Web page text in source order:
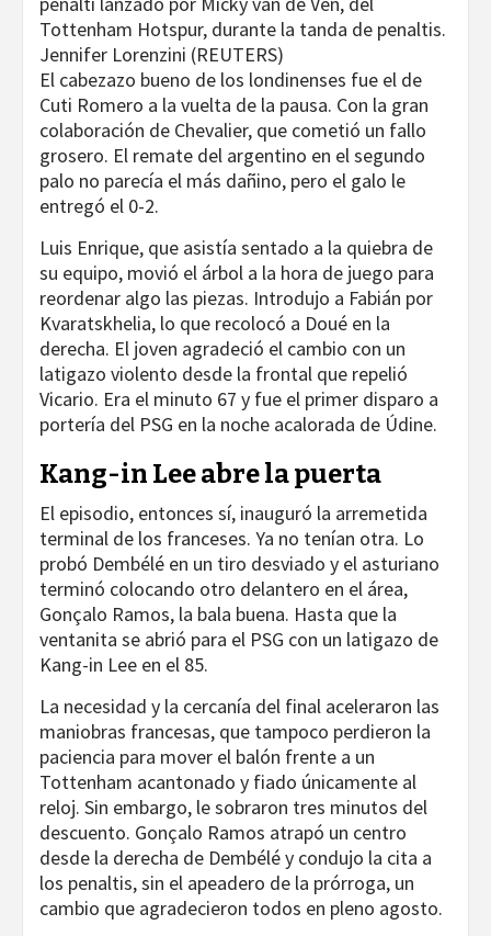
Tottenham Hotspur, durante la tanda de penaltis.
Jennifer Lorenzini (REUTERS)
El cabezazo bueno de los londinenses fue el de
Cuti Romero a la vuelta de la pausa. Con la gran
colaboración de Chevalier, que cometió un fallo
grosero. El remate del argentino en el segundo
palo no parecía el más dañino, pero el galo le
entregó el 0-2.
Luis Enrique, que asistía sentado a la quiebra de
su equipo, movió el árbol a la hora de juego para
reordenar algo las piezas. Introdujo a Fabián por
Kvaratskhelia, lo que recolocó a Doué en la
derecha. El joven agradeció el cambio con un
latigazo violento desde la frontal que repelió
Vicario. Era el minuto 67 y fue el primer disparo a
portería del PSG en la noche acalorada de Údine.
Kang-in Lee abre la puerta
El episodio, entonces sí, inauguró la arremetida
terminal de los franceses. Ya no tenían otra. Lo
probó Dembélé en un tiro desviado y el asturiano
terminó colocando otro delantero en el área,
Gonçalo Ramos, la bala buena. Hasta que la
ventanita se abrió para el PSG con un latigazo de
Kang-in Lee en el 85.
La necesidad y la cercanía del final aceleraron las
maniobras francesas, que tampoco perdieron la
paciencia para mover el balón frente a un
Tottenham acantonado y fiado únicamente al
reloj. Sin embargo, le sobraron tres minutos del
descuento. Gonçalo Ramos atrapó un centro
desde la derecha de Dembélé y condujo la cita a
los penaltis, sin el apeadero de la prórroga, un
cambio que agradecieron todos en pleno agosto.